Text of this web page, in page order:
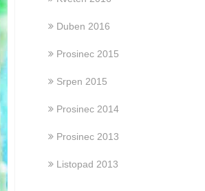
Duben 2016
Prosinec 2015
Srpen 2015
Prosinec 2014
Prosinec 2013
Listopad 2013